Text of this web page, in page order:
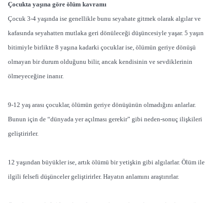
Çocukta yaşına göre ölüm kavramı
Çocuk 3-4 yaşında ise genellikle bunu seyahate gitmek olarak algılar ve
kafasında seyahatten mutlaka geri dönüleceği düşüncesiyle yaşar. 5 yaşın
bitimiyle birlikte 8 yaşına kadarki çocuklar ise, ölümün geriye dönüşü
olmayan bir durum olduğunu bilir, ancak kendisinin ve sevdiklerinin
ölmeyeceğine inanır.
9-12 yaş arası çocuklar, ölümün geriye dönüşünün olmadığını anlarlar.
Bunun için de “dünyada yer açılması gerekir” gibi neden-sonuç ilişkileri
geliştirirler.
12 yaşından büyükler ise, artık ölümü bir yetişkin gibi algılarlar. Ölüm ile
ilgili felsefi düşünceler geliştirirler. Hayatın anlamını araştırırlar.